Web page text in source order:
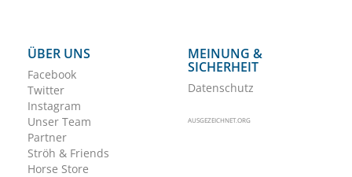
ÜBER UNS
Facebook
Twitter
Instagram
Unser Team
Partner
Ströh & Friends
Horse Store
MEINUNG &
SICHERHEIT
Datenschutz
AUSGEZEICHNET.ORG